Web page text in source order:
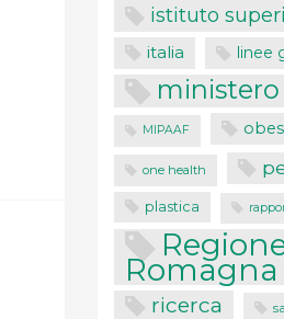
istituto
italia linee
MIPAAF
one health
plastica
Romagna
ricerca